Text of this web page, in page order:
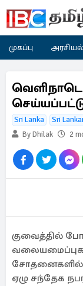
முகப்பு
Sri Lanka Sri
By Dhilak
2
குவைத்தில்
சோதனைகளில்,
ஏழு சந்தேக